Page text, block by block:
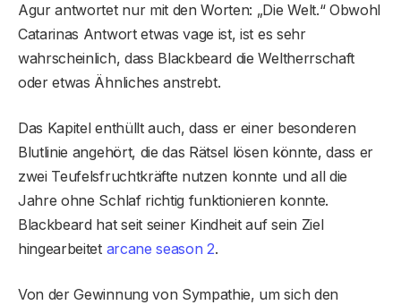
Agur antwortet nur mit den Worten: „Die Welt.“ Obwohl
Catarinas Antwort etwas vage ist, ist es sehr
wahrscheinlich, dass Blackbeard die Weltherrschaft
oder etwas Ähnliches anstrebt.
Das Kapitel enthüllt auch, dass er einer besonderen
Blutlinie angehört, die das Rätsel lösen könnte, dass er
zwei Teufelsfruchtkräfte nutzen konnte und all die
Jahre ohne Schlaf richtig funktionieren konnte.
Blackbeard hat seit seiner Kindheit auf sein Ziel
hingearbeitet arcane season 2.
Von der Gewinnung von Sympathie, um sich den